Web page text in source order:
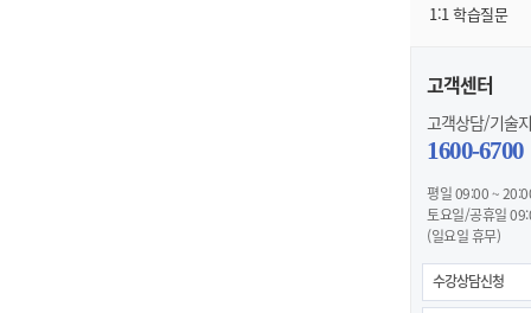
1:1 학습질문
고객센터
고객상담/기술
1600-6700
평일 09:00 ~
토요일/공휴일
(일요일 휴무)
수강상담신청